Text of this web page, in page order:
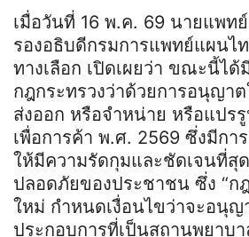
เมื่อวันที่ 16 พ.ค. 69 นายแพท
รองอธิบดีกรมการแพทย์แผนไ
ทางเลือก เปิดเผยว่า ขณะนี้ได้
กฎกระทรวงว่าด้วยการอนุญา
ส่งออก หรือจำหน่าย หรือแปร
เพื่อการค้า พ.ศ. 2569 ซึ่งมีกา
ให้มีความรัดกุมและชัดเจนที่สุ
ปลอดภัยของประชาชน ซึ่ง “ก
ใหม่ กำหนดเงื่อนไขว่าจะอนุญ
ประกอบการที่เป็นสถานพยาบ